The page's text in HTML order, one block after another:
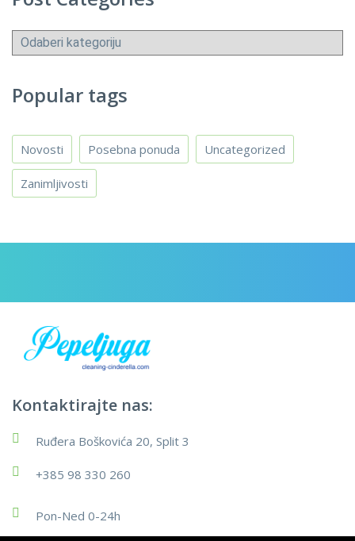
Post
Categories
Popular tags
Novosti Posebna ponuda Uncategorized
Zanimljivosti
Kontaktirajte nas:
Ruđera Boškovića 20, Split 3
+385 98 330 260
Pon-Ned 0-24h